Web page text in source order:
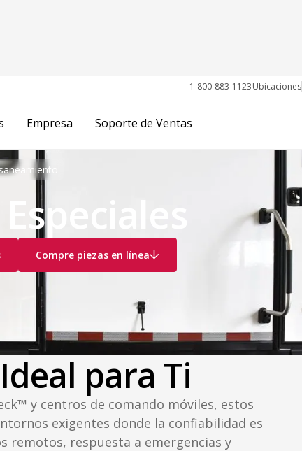
1-800-883-1123Ubicaciones
Empresa Soporte de Ventas
Compre piezas en línea
para Ti
™ y centros de comando móviles, estos
exigentes donde la confiabilidad es
remotos, respuesta a emergencias y